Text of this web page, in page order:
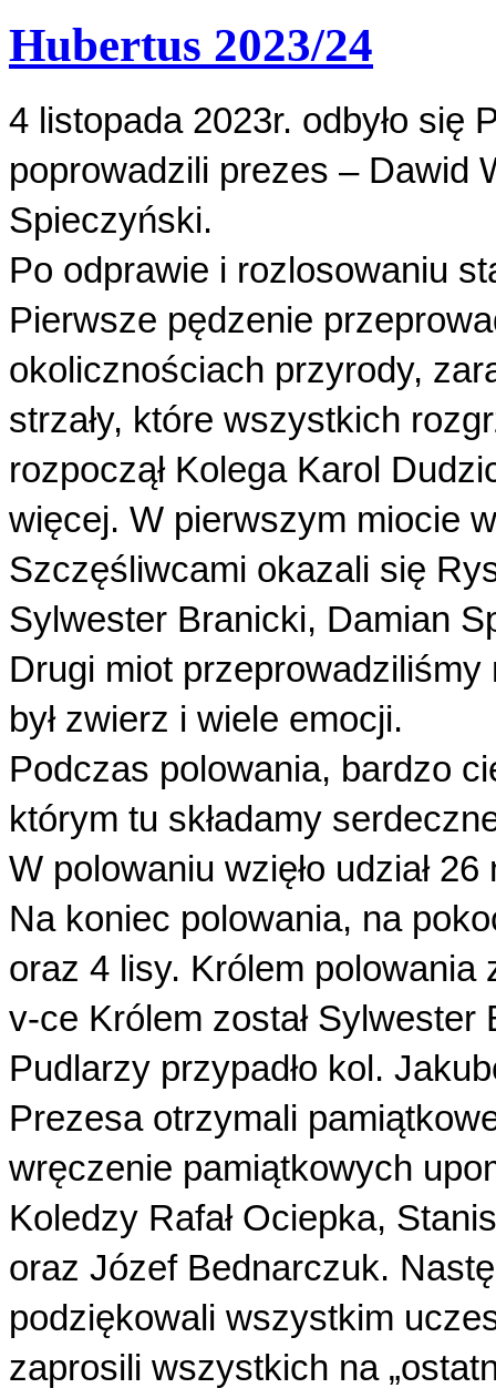
Hubertus 2023/24
4 listopada 2023r. odbyło się
poprowadzili prezes – Dawid
Spieczyński.
Po odprawie i rozlosowaniu
Pierwsze pędzenie
okolicznościach przyrody,
strzały, które wszystkich
rozpoczął Kolega Karol
więcej. W pierwszym miocie
Szczęśliwcami okazali się
Sylwester Branicki, Damian
Drugi miot
był zwierz i wiele emocji.
Podczas polowania, bardzo
którym tu składamy
W polowaniu wzięło udział
Na koniec polowania, na
oraz 4 lisy. Królem polowania
v-ce Królem został
Pudlarzy przypadło kol.
Prezesa otrzymali
wręczenie pamiątkowych
Koledzy Rafał Ociepka,
oraz Józef Bednarczuk.
podziękowali wszystkim
zaprosili wszystkich na